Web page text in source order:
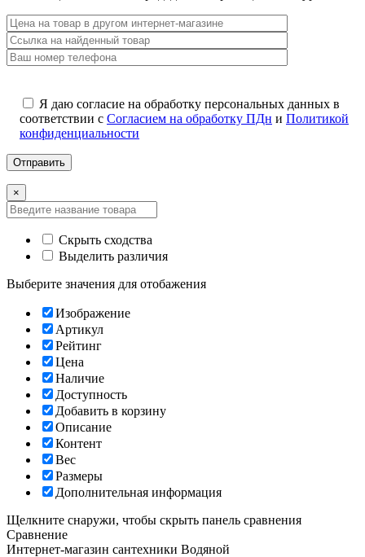
Я даю согласие на обработку персональных данных в
соответствии с Согласием на обработку ПДн и Политикой
конфиденциальности
×
Скрыть сходства
Выделить различия
Выберите значения для отобажения
Изображение
Артикул
Рейтинг
Цена
Наличие
Доступность
Добавить в корзину
Описание
Контент
Вес
Размеры
Дополнительная информация
Щелкните снаружи, чтобы скрыть панель сравнения
Сравнение
Интернет-магазин сантехники Водяной